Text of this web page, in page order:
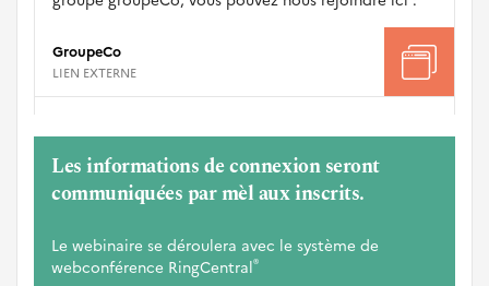
GroupeCo
LIEN EXTERNE
Les informations de connexion seront
communiquées par mèl aux inscrits.
Le webinaire se déroulera avec le système de
webconférence RingCentral®